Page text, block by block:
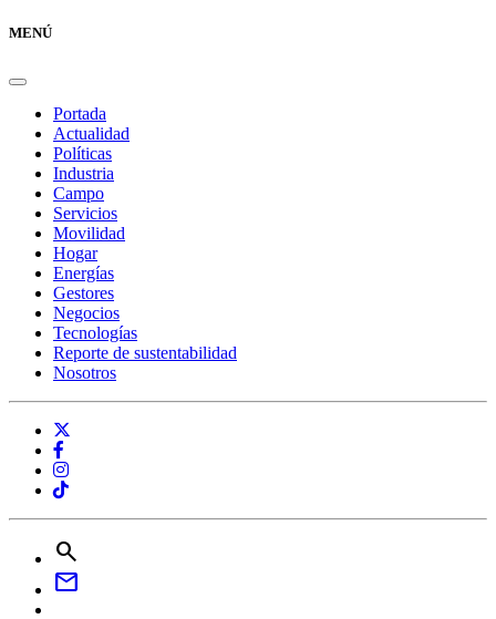
MENÚ
Portada
Actualidad
Políticas
Industria
Campo
Servicios
Movilidad
Hogar
Energías
Gestores
Negocios
Tecnologías
Reporte de sustentabilidad
Nosotros
search
mail